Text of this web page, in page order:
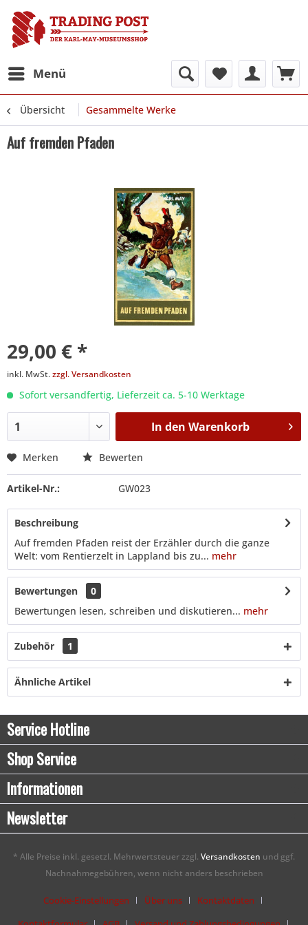
Menü
Übersicht Gesammelte Werke
Auf fremden Pfaden
29,00 € *
inkl. MwSt.zzgl. Versandkosten
Sofort versandfertig, Lieferzeit ca. 5-10 Werktage
In den Warenkorb
Merken Bewerten
Artikel-Nr.: GW023
Beschreibung
Auf fremden Pfaden reist der Erzähler durch die ganze
Welt: vom Rentierzelt in Lappland bis zu... mehr
Bewertungen
0
Bewertungen lesen, schreiben und diskutieren... mehr
Zubehör 1
Ähnliche Artikel
Service Hotline
Shop Service
Informationen
Newsletter
* Alle Preise inkl. gesetzl. Mehrwertsteuer zzgl. Versandkosten und ggf.
Nachnahmegebühren, wenn nicht anders beschrieben
Cookie-Einstellungen Über uns
Kontaktdaten